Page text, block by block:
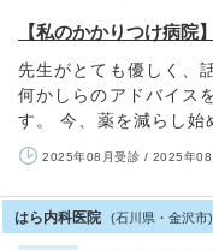
【私のかかりつけ病院
先生がとても優しく、
何かしらのアドバイス
す。 今、薬を減らし始
2025年08月受診 / 2025年08
はら内科医院 (石川県・金沢市)